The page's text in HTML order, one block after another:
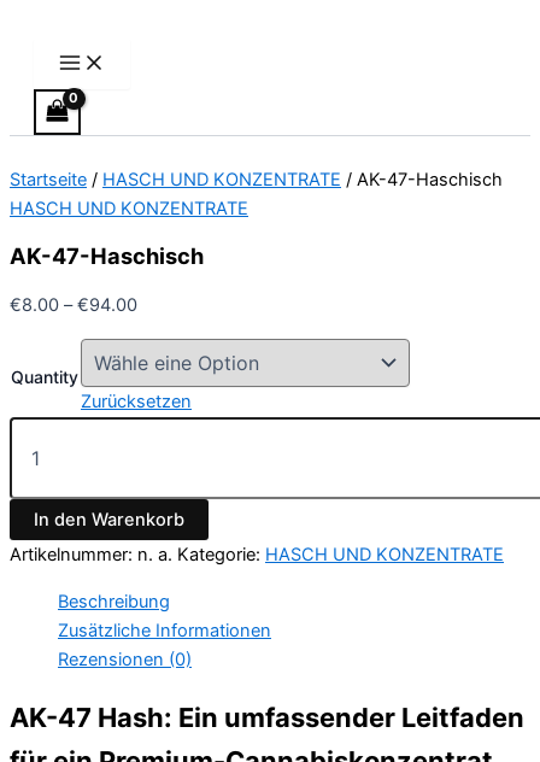
springen
Startseite / HASCH UND KONZENTRATE / AK-47-Haschisch
HASCH UND KONZENTRATE
AK-47-Haschisch
€8.00 –€94.00
Quantity
Zurücksetzen
Haschisch
In den Warenkorb
Artikelnummer: n. a. Kategorie: HASCH UND KONZENTRATE
Beschreibung
Zusätzliche Informationen
Rezensionen (0)
AK-47 Hash: Ein umfassender Leitfaden
Die